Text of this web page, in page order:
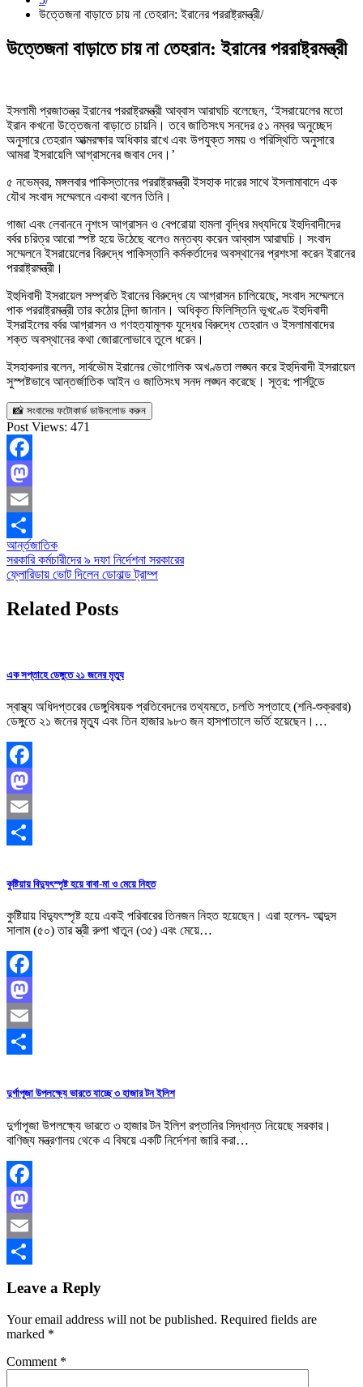
উত্তেজনা বাড়াতে চায় না তেহরান: ইরানের পররাষ্ট্রমন্ত্রী
উত্তেজনা বাড়াতে চায় না তেহরান: ইরানের পররাষ্ট্রমন্ত্রী
ইসলামী প্রজাতন্ত্র ইরানের পররাষ্ট্রমন্ত্রী আব্বাস আরাঘচি বলেছেন, ‘ইসরায়েলের মতো
ইরান কখনো উত্তেজনা বাড়াতে চায়নি। তবে জাতিসংঘ সনদের ৫১ নম্বর অনুচ্ছেদ
অনুসারে তেহরান আত্মরক্ষার অধিকার রাখে এবং উপযুক্ত সময় ও পরিস্থিতি অনুসারে
আমরা ইসরায়েলি আগ্রাসনের জবাব দেব।’
৫ নভেম্বর, মঙ্গলবার পাকিস্তানের পররাষ্ট্রমন্ত্রী ইসহাক দারের সাথে ইসলামাবাদে এক
যৌথ সংবাদ সম্মেলনে একথা বলেন তিনি।
গাজা এবং লেবাননে নৃশংস আগ্রাসন ও বেপরোয়া হামলা বৃদ্ধির মধ্যদিয়ে ইহুদিবাদীদের
বর্বর চরিত্র আরো স্পষ্ট হয়ে উঠেছে বলেও মন্তব্য করেন আব্বাস আরাঘচি। সংবাদ
সম্মেলনে ইসরায়েলের বিরুদ্ধে পাকিস্তানি কর্মকর্তাদের অবস্থানের প্রশংসা করেন ইরানের
পররাষ্ট্রমন্ত্রী।
ইহুদিবাদী ইসরায়েল সম্প্রতি ইরানের বিরুদ্ধে যে আগ্রাসন চালিয়েছে, সংবাদ সম্মেলনে
পাক পররাষ্ট্রমন্ত্রী তার কঠোর নিন্দা জানান। অধিকৃত ফিলিস্তিনি ভূখণ্ডে ইহুদিবাদী
ইসরাইলের বর্বর আগ্রাসন ও গণহত্যামূলক যুদ্ধের বিরুদ্ধে তেহরান ও ইসলামাবাদের
শক্ত অবস্থানের কথা জোরালোভাবে তুলে ধরেন।
ইসহাকদার বলেন, সার্বভৌম ইরানের ভৌগোলিক অখণ্ডতা লঙ্ঘন করে ইহুদিবাদী ইসরায়েল
সুস্পষ্টভাবে আন্তর্জাতিক আইন ও জাতিসংঘ সনদ লঙ্ঘন করেছে। সূত্র: পার্সটুডে
📸 সংবাদের ফটোকার্ড ডাউনলোড করুন
Post Views: 471
Facebook
Mastodon
Email
Share
আর্ন্তজাতিক
Post
navigation
সরকারি কর্মচারীদের ৯ দফা নির্দেশনা সরকারের
ফ্লোরিডায় ভোট দিলেন ডোনাল্ড ট্রাম্প
Related Posts
এক সপ্তাহে ডেঙ্গুতে ২১ জনের মৃত্যু
স্বাস্থ্য অধিদপ্তরের ডেঙ্গুবিষয়ক প্রতিবেদনের তথ্যমতে, চলতি সপ্তাহে (শনি-শুক্রবার)
ডেঙ্গুতে ২১ জনের মৃত্যু এবং তিন হাজার ৯৮৩ জন হাসপাতালে ভর্তি হয়েছেন।…
Facebook
Mastodon
Email
কুষ্টিয়ায় বিদ্যুৎস্পৃষ্ট হয়ে বাবা-মা ও মেয়ে নিহত
কুষ্টিয়ায় বিদ্যুৎস্পৃষ্ট হয়ে একই পরিবারের তিনজন নিহত হয়েছেন। এরা হলেন- আব্দুস
সালাম (৫০) তার স্ত্রী রুপা খাতুন (৩৫) এবং মেয়ে…
Facebook
Mastodon
Email
দুর্গাপূজা উপলক্ষ্যে ভারতে যাচ্ছে ৩ হাজার টন ইলিশ
দুর্গাপূজা উপলক্ষ্যে ভারতে ৩ হাজার টন ইলিশ রপ্তানির সিদ্ধান্ত নিয়েছে সরকার।
বাণিজ্য মন্ত্রণালয় থেকে এ বিষয়ে একটি নির্দেশনা জারি করা…
Facebook
Mastodon
Email
Leave a Reply
Your email address will not be published. Required fields are
marked *
Comment *